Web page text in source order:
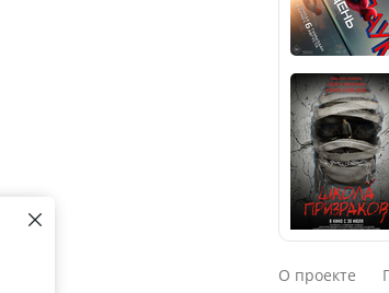
Министр
чего
Казахстане
почему
О проекте